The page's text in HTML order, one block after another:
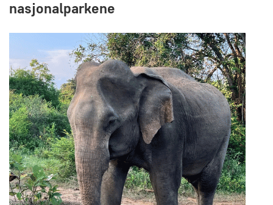
nasjonalparkene